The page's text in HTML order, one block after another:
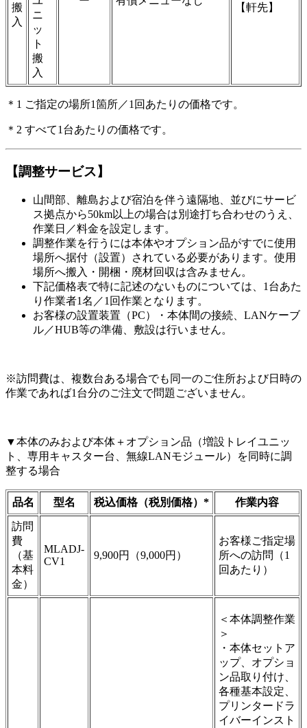
搬
入
ニ
ッ
ト
搬
入
【軒先】
＊1 ご指定の場所1箇所／1回あたりの価格です。
＊2 すべて1台あたりの価格です。
【調整サービス】
山間部、離島および宿泊を伴う遠隔地、並びにサービ
ス拠点から50km以上の場合は別途打ち合わせのうえ、
作業日／料金を設定します。
調整作業を行うには本体やオプション品がすでに使用
場所へ据付（設置）されている必要があります。使用
場所へ搬入・開梱・廃材回収は含みません。
下記価格表で特に記述のないものについては、1台あた
り作業者1名／1回作業となります。
お客様の設置装置（PC）・本体間の接続、LANケーブ
ル／HUB等の準備、敷設は行いません。
※訪問費は、複数台ある場合でも同一のご住所および日時の
作業であれば1台分のご注文で問題ございません。
▼本体のみおよび本体＋オプション品（増設トレイユニッ
ト、専用キャスター台、無線LANモジュール）を同時に調
整する場合
品名 型名 税込価格（税別価格）* 作業内容
訪問
費
（基
本料
金）
MLADJ-
CV1
9,900円（9,000円）
お客様ご指定場
所への訪問（1
回あたり）
＜本体調整作業
＞
・本体セットア
ップ、オプショ
ン品取り付け、
各種基本設定、
プリンタードラ
イバーインスト